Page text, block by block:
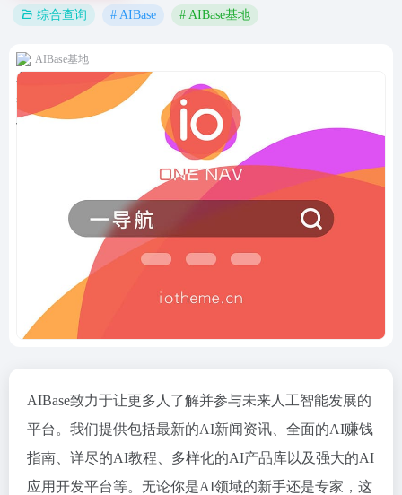
综合查询 # AIBase # AIBase基地
AIBase基地
AIBase致力于让更多人了解并参与未来人工智能发展的
平台。我们提供包括最新的AI新闻资讯、全面的AI赚钱
指南、详尽的AI教程、多样化的AI产品库以及强大的AI
应用开发平台等。无论你是AI领域的新手还是专家，这